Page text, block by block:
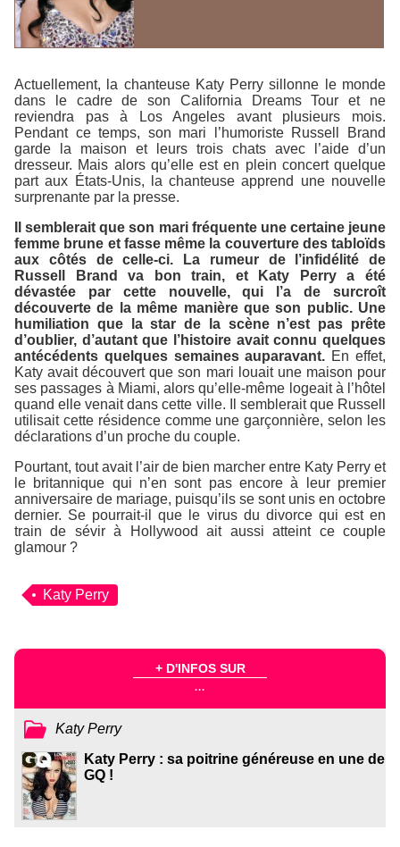
Actuellement, la chanteuse Katy Perry sillonne le monde
dans le cadre de son California Dreams Tour et ne
reviendra pas à Los Angeles avant plusieurs mois.
Pendant ce temps, son mari l’humoriste Russell Brand
garde la maison et leurs trois chats avec l’aide d’un
dresseur. Mais alors qu’elle est en plein concert quelque
part aux États-Unis, la chanteuse apprend une nouvelle
surprenante par la presse.
Il semblerait que son mari fréquente une certaine jeune
femme brune et fasse même la couverture des tabloïds
aux côtés de celle-ci. La rumeur de l’infidélité de
Russell Brand va bon train, et Katy Perry a été
dévastée par cette nouvelle, qui l’a de surcroît
découverte de la même manière que son public. Une
humiliation que la star de la scène n’est pas prête
d’oublier, d’autant que l’histoire avait connu quelques
antécédents quelques semaines auparavant. En effet,
Katy avait découvert que son mari louait une maison pour
ses passages à Miami, alors qu’elle-même logeait à l’hôtel
quand elle venait dans cette ville. Il semblerait que Russell
utilisait cette résidence comme une garçonnière, selon les
déclarations d’un proche du couple.
Pourtant, tout avait l’air de bien marcher entre Katy Perry et
le britannique qui n’en sont pas encore à leur premier
anniversaire de mariage, puisqu’ils se sont unis en octobre
dernier. Se pourrait-il que le virus du divorce qui est en
train de sévir à Hollywood ait aussi atteint ce couple
glamour ?
Katy Perry
+ D'INFOS SUR
...
Katy Perry
Katy Perry : sa poitrine généreuse en une de
GQ !